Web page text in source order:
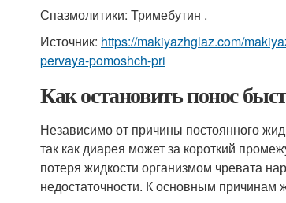
Спазмолитики: Тримебутин .
Источник: https://makiyazhglaz.com/
pervaya-pomoshch-pri
Как остановить понос
Независимо от причины постоянного
так как диарея может за короткий
потеря жидкости организмом чревата
недостаточности. К основным причинам